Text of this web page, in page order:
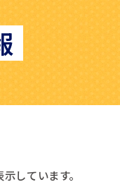
しています。